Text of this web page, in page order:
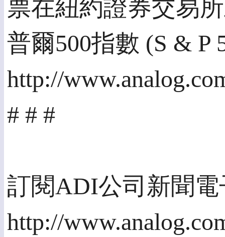
票在紐約證券交易
普爾500指數 (S & P
http://
# # #
訂閱ADI公司新聞電
http://